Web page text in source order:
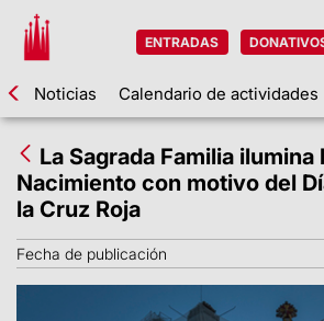
ENTRADAS
Noticias Calendario de actividades
La Sagrada Familia
Nacimiento con motivo del
la Cruz Roja
Fecha de publicación